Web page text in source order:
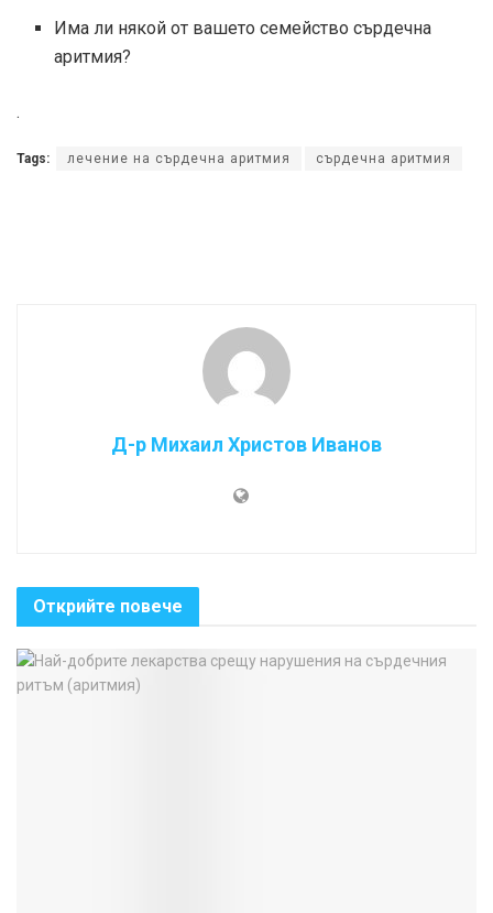
Има ли някой от вашето семейство сърдечна
аритмия?
.
Tags: лечение на сърдечна аритмия сърдечна аритмия
Д-р Михаил Христов Иванов
Открийте повече